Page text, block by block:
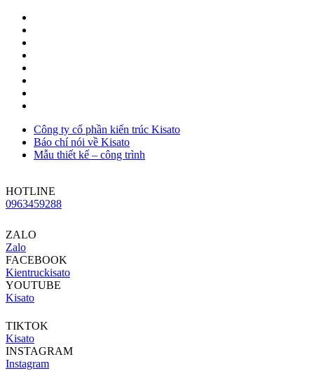
Công ty cổ phần kiến trúc Kisato
Báo chí nói về Kisato
Mẫu thiết kế – công trình
HOTLINE
0963459288
ZALO
Zalo
FACEBOOK
Kientruckisato
YOUTUBE
Kisato
TIKTOK
Kisato
INSTAGRAM
Instagram